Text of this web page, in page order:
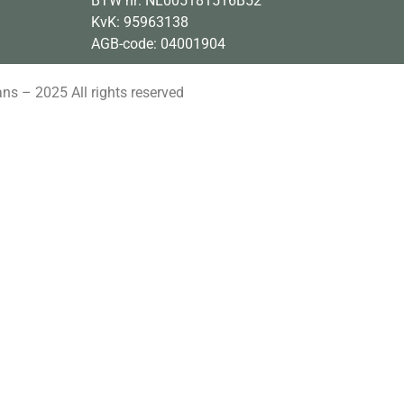
KvK: 95963138
AGB-code: 04001904
– 2025 All rights reserved